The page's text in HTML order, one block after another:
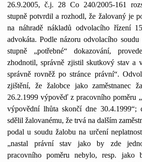
26.9.2005, č.j. 28 Co 240/2005-161
stupně potvrdil a rozhodl, že žalovaný je
na náhradě nákladů odvolacího řízení
advokáta. Podle názoru odvolacího
stupně „potřebné“ dokazování,
zhodnotil, správně zjistil skutkový stav a
správně rovněž po stránce právní“.
zjištění, že žalobce jako zaměstnanec
26.2.1999 výpověď z pracovního poměru
výpovědní lhůta skončí dne 30.4.1999“;
sdělil žalovanému, že trvá na dalším
podal u soudu žalobu na určení
„nastal právní stav jako by zde
pracovního poměru nebylo, resp. jako